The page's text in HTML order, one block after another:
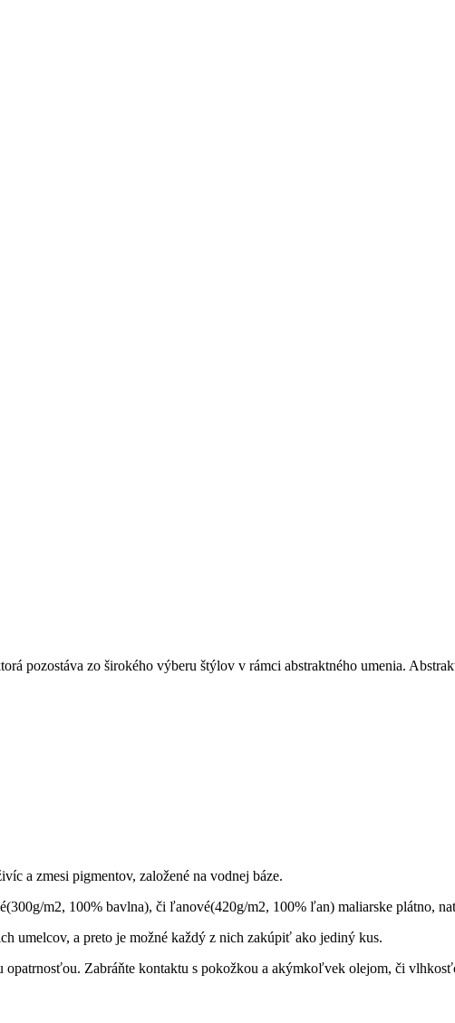
pozostáva zo širokého výberu štýlov v rámci abstraktného umenia.
a zmesi pigmentov, založené na vodnej báze.
m2, 100% bavlna), či ľanové(420g/m2, 100% ľan) maliarske plátno,
umelcov, a preto je možné každý z nich zakúpiť ako jediný kus.
opatrnosťou. Zabráňte kontaktu s pokožkou a akýmkoľvek olejom, či